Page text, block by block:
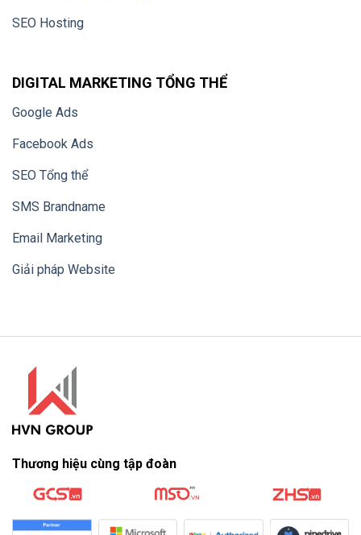
SEO Hosting
DIGITAL MARKETING TỔNG THỂ
Google Ads
Facebook Ads
SEO Tổng thể
SMS Brandname
Email Marketing
Giải pháp Website
Thương hiệu cùng tập đoàn